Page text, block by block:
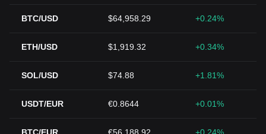
BTC/USD $64,958.29 +0.24%
ETH/USD $1,919.32 +0.34%
SOL/USD $74.88 +1.81%
USDT/EUR €0.8644 +0.01%